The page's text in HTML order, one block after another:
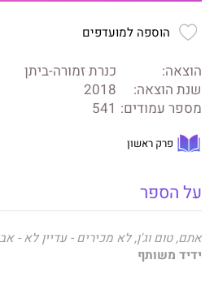
הוספה למועדפים
הוצאה:
כנרת זמורה-ביתן
שנת הוצאה:
2018
מספר עמודים: 541
פרק ראשון
על הספר
אתם, טום וג'ן, לא מכירים - עדיין לא -
ידיד משותף